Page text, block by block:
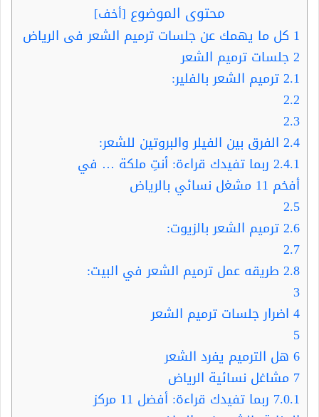
محتوى الموضوع [أخف]
1 كل ما يهمك عن جلسات ترميم الشعر فى الرياض
2جلسات ترميم الشعر
2.1ترميم الشعر بالفلير:
2.2
2.3
2.4 الفرق بين الفيلر والبروتين للشعر:
2.4.1 ربما تفيدك قراءة: أنتِ ملكة … في
أفخم 11 مشغل نسائي بالرياض
2.5
2.6ترميم الشعر بالزيوت:
2.7
2.8 طريقه عمل ترميم الشعر في البيت:
3
4 اضرار جلسات ترميم الشعر
5
6 هل الترميم يفرد الشعر
7 مشاغل نسائية الرياض
7.0.1
ربما تفيدك قراءة: أفضل 11 مركز